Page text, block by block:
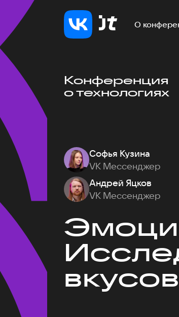
О
Конференция
о технологиях
Софья Кузина
VK Мессенджер
Андрей Яцков
VK Мессенджер